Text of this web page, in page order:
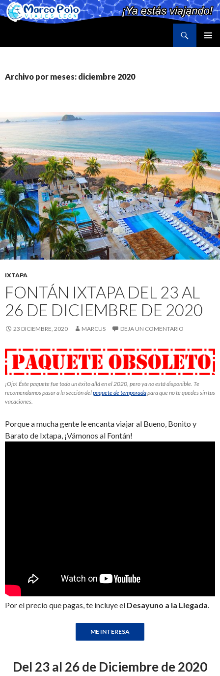
Archivo por meses: diciembre 2020
IXTAPA
FONTÁN IXTAPA DEL 23 AL
26 DE DICIEMBRE DE 2020
23 DICIEMBRE, 2020 MARCUS DEJA UN COMENTARIO
¡Ojo! Éste paquete fue todo un éxito allá en el 2020, pero ya no está disponible. Te
recomendamos pasar a la sección delpaquete de temporadapara que no te quedes sin tus
vacaciones.
Porque a mucha gente le encanta viajar al Bueno, Bonito y
Barato de Ixtapa, ¡Vámonos al Fontán!
Por el precio que pagas, te incluye el Desayuno a la Llegada.
Del 23 al 26 de Diciembre de 2020